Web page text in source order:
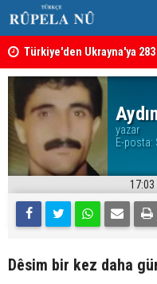
Türkiye'den Ukrayna'ya 283
Hürmüz Boğazı krizi: İran
yazar
E-posta:
17:03
Dêsim bir kez daha